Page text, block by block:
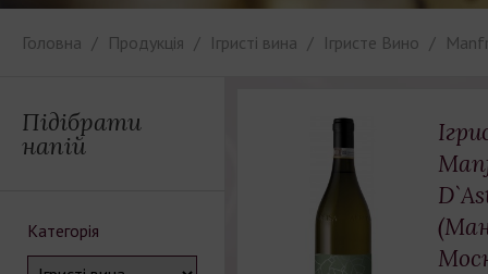
Головна Продукція Ігристі вина Iгристе Вино
Підібрати
напій
Категорія